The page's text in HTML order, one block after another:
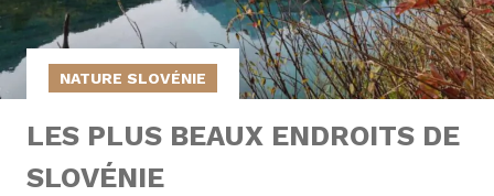
NATURE SLOVÉNIE
LES PLUS BEAUX ENDROITS DE
SLOVÉNIE